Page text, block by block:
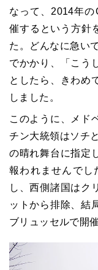
なって、2014年
催するという方針
た。どんなに急い
でかかり、「こう
としたら、きわめ
しました。
このように、メド
チン大統領はソチ
の晴れ舞台に指定
報われませんでし
し、西側諸国はク
ットから排除、結
ブリュッセルで開